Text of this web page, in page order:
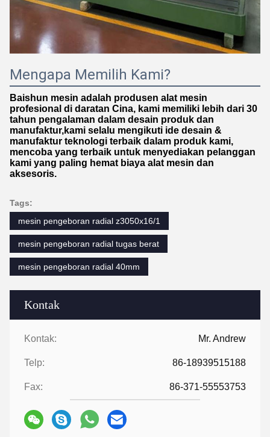
Kontak
Kontak: Mr. Andrew
Telp: 86-18939515188
Fax: 86-371-55553753
Mengapa Memilih Kami?
Baishun mesin adalah produsen alat mesin
profesional di daratan Cina, kami memiliki lebih dari 30
tahun pengalaman dalam desain produk dan
manufaktur,kami selalu mengikuti ide desain &
manufaktur teknologi terbaik dalam produk kami,
mencoba yang terbaik untuk menyediakan pelanggan
kami yang paling hemat biaya alat mesin dan
aksesoris.
Tags:
mesin pengeboran radial z3050x16/1
mesin pengeboran radial tugas berat
mesin pengeboran radial 40mm